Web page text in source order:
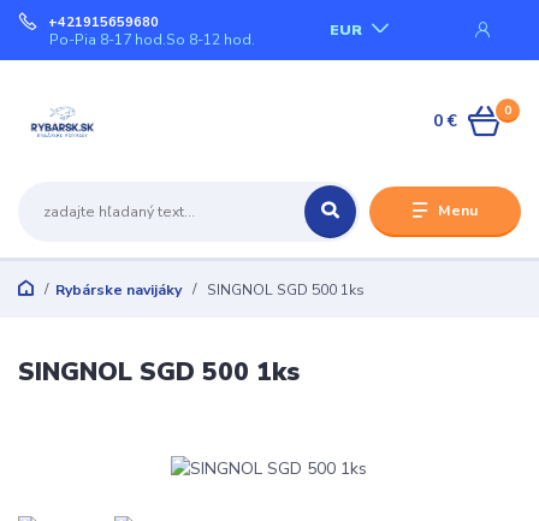
Menu
EUR
+421915659680
Po-Pia 8-17 hod.So 8-12 hod.
0
0 €
Rybárske navijáky SINGNOL SGD 500 1ks
SINGNOL SGD 500 1ks